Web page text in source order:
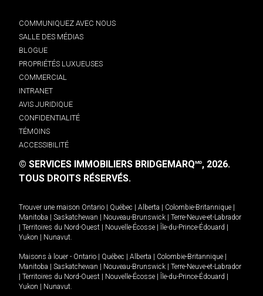
COMMUNIQUEZ AVEC NOUS
SALLE DES MÉDIAS
BLOGUE
PROPRIÉTÉS LUXUEUSES
COMMERCIAL
INTRANET
AVIS JURIDIQUE
CONFIDENTIALITÉ
TÉMOINS
ACCESSIBILITÉ
© SERVICES IMMOBILIERS BRIDGEMARQMD, 2026.
TOUS DROITS RÉSERVÉS.
Trouver une maison Ontario Québec Alberta Colombie-Britannique
Manitoba
Saskatchewan Nouveau-Brunswick
Terre-Neuve-et-Labrador
Territoires du Nord-Ouest Nouvelle-Écosse Île-du-Prince-Édouard
Yukon
Nunavut.
Maisons à louer - Ontario Québec Alberta Colombie-Britannique
Manitoba
Saskatchewan Nouveau-Brunswick
Terre-Neuve-et-Labrador
Territoires du Nord-Ouest Nouvelle-Écosse Île-du-Prince-Édouard
Yukon
Nunavut.